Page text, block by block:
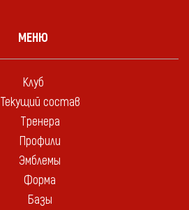
МЕНЮ
Клуб
Текущий состав
Тренера
Профили
Эмблемы
Форма
Базы